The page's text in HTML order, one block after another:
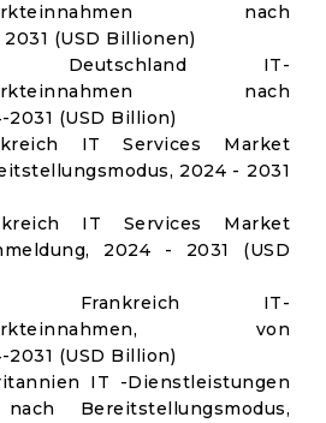
nach
(USD Billionen)
Deutschland IT-
nach
(USD Billion)
IT Services Market
2024 - 2031
IT Services Market
2024 - 2031 (USD
Frankreich IT-
von
(USD Billion)
IT -Dienstleistungen
Bereitstellungsmodus,